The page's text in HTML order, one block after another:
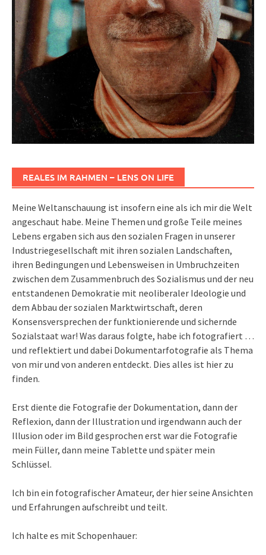
REALES IM RAHMEN – LENS ON LIFE
Meine Weltanschauung ist insofern eine als ich mir die Welt
angeschaut habe. Meine Themen und große Teile meines
Lebens ergaben sich aus den sozialen Fragen in unserer
Industriegesellschaft mit ihren sozialen Landschaften,
ihren Bedingungen und Lebensweisen in Umbruchzeiten
zwischen dem Zusammenbruch des Sozialismus und der neu
entstandenen Demokratie mit neoliberaler Ideologie und
dem Abbau der sozialen Marktwirtschaft, deren
Konsensversprechen der funktionierende und sichernde
Sozialstaat war! Was daraus folgte, habe ich fotografiert …
und reflektiert und dabei Dokumentarfotografie als Thema
von mir und von anderen entdeckt. Dies alles ist hier zu
finden.
Erst diente die Fotografie der Dokumentation, dann der
Reflexion, dann der Illustration und irgendwann auch der
Illusion oder im Bild gesprochen erst war die Fotografie
mein Füller, dann meine Tablette und später mein
Schlüssel.
Ich bin ein fotografischer Amateur, der hier seine Ansichten
und Erfahrungen aufschreibt und teilt.
Ich halte es mit Schopenhauer: